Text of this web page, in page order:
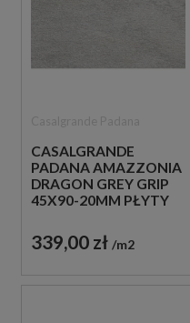
CASALGRANDE
PADANA AMAZZONIA
DRAGON GREY GRIP
45X90-20MM PŁYTY
GRESOWE IMITUJĄCE
KAMIEŃ
339,00 zł m2